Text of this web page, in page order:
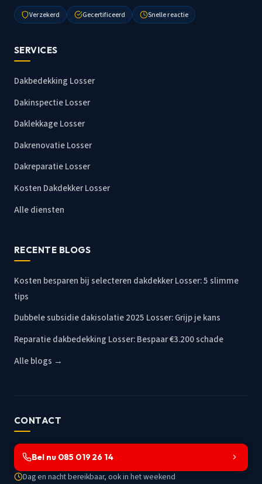
Verzekerd Gecertificeerd Snelle reactie
SERVICES
Dakbedekking Losser
Dakinspectie Losser
Daklekkage Losser
Dakrenovatie Losser
Dakreparatie Losser
Kosten Dakdekker Losser
Alle diensten
RECENTE BLOGS
Kosten besparen bij selecteren dakdekker Losser: 5 slimme
tips
Dubbele subsidie dakisolatie 2025 Losser: Grijp je kans
Reparatie dakbedekking Losser: Bespaar €3.200 schade
Alle blogs →
CONTACT
Bel nu 085 019 26 14
Dag en nacht bereikbaar, ook in het weekend